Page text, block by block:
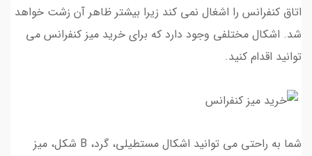
اتاق کنفرانس را اشغال نمی کند زیرا بیشتر ظاهر آن زشت خواهد
شد. اشکال مختلفی وجود دارد که برای خرید میز کنفرانس می
توانید اقدام کنید.
شما به راحتی می توانید اشکال مستطیلی، گرد، B شکل، میز